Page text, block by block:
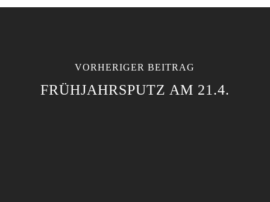
VORHERIGER BEITRAG
FRÜHJAHRSPUTZ AM 21.4.